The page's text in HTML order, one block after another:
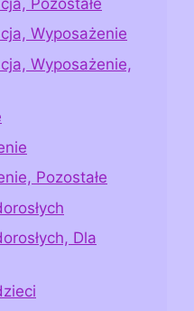
Wyposażenie
Wyposażenie,
Pozostałe
Dla